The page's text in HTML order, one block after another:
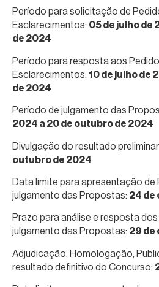
Período para solicitação de
Esclarecimentos: 05 de julho de
de 2024
Período para resposta aos
Esclarecimentos: 10 de julho de
de 2024
Período de julgamento das
2024 a 20 de outubro de 2024
Divulgação do resultado
outubro de 2024
Data limite para apresentação de
julgamento das Propostas: 24 de
Prazo para análise e resposta
julgamento das Propostas: 29 de
Adjudicação, Homologação,
resultado definitivo do Concurso: